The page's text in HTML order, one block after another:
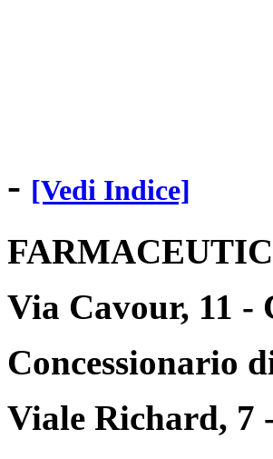
- [Vedi Indice]
Via Cavour, 11 -
Concessionario
Viale Richard, 7